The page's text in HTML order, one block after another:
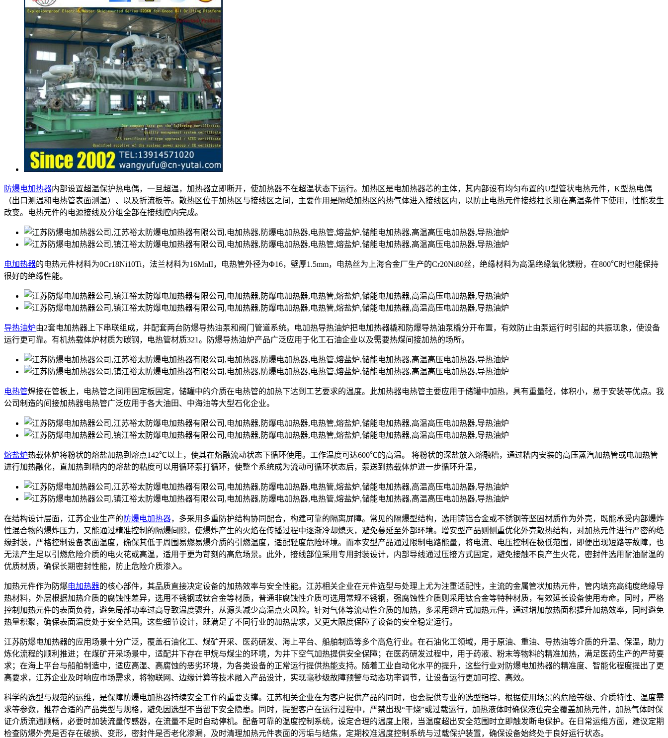
防爆电加热器内部设置超温保护热电偶，一旦超温，加热器立即断开，使加热器不在超温状态下运行。加热区是电加热器芯的主体，其内部设有均匀布置的U型管状电热元件，K型热电偶
（出口测温和电热管表面测温）、以及折流板等。散热区位于加热区与接线区之间，主要作用是隔绝加热区的热气体进入接线区内，以防止电热元件接线柱长期在高温条件下使用，性能发生
改变。电热元件的电源接线及分组全部在接线腔内完成。
电加热器的电热元件材料为0Cr18Ni10Ti，法兰材料为16MnII，电热管外径为Φ16，壁厚1.5mm，电热丝为上海合金厂生产的Cr20Ni80丝，绝缘材料为高温绝缘氧化镁粉，在800℃时也能保持
很好的绝缘性能。
导热油炉由2套电加热器上下串联组成，并配套两台防爆导热油泵和阀门管道系统。电加热导热油炉把电加热器橇和防爆导热油泵橇分开布置，有效防止由泵运行时引起的共振现象，使设备
运行更可靠。有机热载体炉材质为碳钢，电热管材质321。防爆导热油炉产品广泛应用于化工石油企业以及需要热煤间接加热的场所。
电热管焊接在管板上，电热管之间用固定板固定，储罐中的介质在电热管的加热下达到工艺要求的温度。此加热器电热管主要应用于储罐中加热，具有重量轻，体积小，易于安装等优点。我
公司制造的间接加热器电热管广泛应用于各大油田、中海油等大型石化企业。
熔盐炉热载体炉将粉状的熔盐加热到熔点142℃以上，使其在熔融流动状态下循环使用。工作温度可达600℃的高温。 将粉状的深盐放入熔融糟，通过糟内安装的高压蒸汽加热管或电加热管
进行加热融化，直加热到糟内的熔盐的粘度可以用循环泵打循环，使整个系统成为流动可循环状态后，泵送到热载体炉进一步循环升温，
在结构设计层面，江苏企业生产的 防爆电加热器，多采用多重防护结构协同配合，构建可靠的隔离屏障。常见的隔爆型结构，选用铸铝合金或不锈钢等坚固材质作为外壳，既能承受内部爆炸
性混合物的爆炸压力，又能通过精准控制的隔爆间隙，使爆炸产生的火焰在传播过程中逐渐冷却熄灭，避免蔓延至外部环境。增安型产品则侧重优化外壳散热结构，对加热元件进行严密的绝
缘封装，严格控制设备表面温度，确保其低于周围易燃易爆介质的引燃温度，适配轻度危险环境。而本安型产品通过限制电路能量，将电流、电压控制在极低范围，即便出现短路等故障，也
无法产生足以引燃危险介质的电火花或高温，适用于更为苛刻的高危场景。此外，接线部位采用专用封装设计，内部导线通过压接方式固定，避免接触不良产生火花，密封件选用耐油耐温的
优质材质，确保长期密封性能，防止危险介质渗入。
加热元件作为防爆电加热器的核心部件，其品质直接决定设备的加热效率与安全性能。江苏相关企业在元件选型与处理上尤为注重适配性，主流的金属管状加热元件，管内填充高纯度绝缘导
热材料，外层根据加热介质的腐蚀性差异，选用不锈钢或钛合金等材质，普通非腐蚀性介质可选用常规不锈钢，强腐蚀性介质则采用钛合金等特种材质，有效延长设备使用寿命。同时，严格
控制加热元件的表面负荷，避免局部功率过高导致温度骤升，从源头减少高温点火风险。针对气体等流动性介质的加热，多采用翅片式加热元件，通过增加散热面积提升加热效率，同时避免
热量积聚，确保表面温度处于安全范围。这些细节设计，既满足了不同行业的加热需求，又更大限度保障了设备的安全稳定运行。
江苏防爆电加热器的应用场景十分广泛，覆盖石油化工、煤矿开采、医药研发、海上平台、船舶制造等多个高危行业。在石油化工领域，用于原油、重油、导热油等介质的升温、保温，助力
炼化流程的顺利推进；在煤矿开采场景中，适配井下存在甲烷与煤尘的环境，为井下空气加热提供安全保障；在医药研发过程中，用于药液、粉末等物料的精准加热，满足医药生产的严苛要
求；在海上平台与船舶制造中，适应高湿、高腐蚀的恶劣环境，为各类设备的正常运行提供热能支持。随着工业自动化水平的提升，这些行业对防爆电加热器的精准度、智能化程度提出了更
高要求，江苏企业及时响应市场需求，将物联网、边缘计算等技术融入产品设计，实现毫秒级故障预警与动态功率调节，让设备运行更加可控、高效。
科学的选型与规范的运维，是保障防爆电加热器持续安全工作的重要支撑。江苏相关企业在为客户提供产品的同时，也会提供专业的选型指导，根据使用场景的危险等级、介质特性、温度需
求等参数，推荐合适的产品类型与规格，避免因选型不当留下安全隐患。同时，提醒客户在运行过程中，严禁出现“干烧”或过载运行，加热液体时确保液位完全覆盖加热元件，加热气体时保
证介质流通顺畅，必要时加装流量传感器，在流量不足时自动停机。配备可靠的温度控制系统，设定合理的温度上限，当温度超出安全范围时立即触发断电保护。在日常运维方面，建议定期
检查防爆外壳是否存在破损、变形，密封件是否老化渗漏，及时清理加热元件表面的污垢与结焦，定期校准温度控制系统与过载保护装置，确保设备始终处于良好运行状态。